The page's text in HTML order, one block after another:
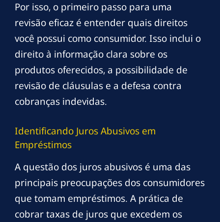
Por isso, o primeiro passo para uma
revisão eficaz é entender quais direitos
você possui como consumidor. Isso inclui o
direito à informação clara sobre os
produtos oferecidos, a possibilidade de
revisão de cláusulas e a defesa contra
cobranças indevidas.
Identificando Juros Abusivos em
Empréstimos
A questão dos juros abusivos é uma das
principais preocupações dos consumidores
que tomam empréstimos. A prática de
cobrar taxas de juros que excedem os